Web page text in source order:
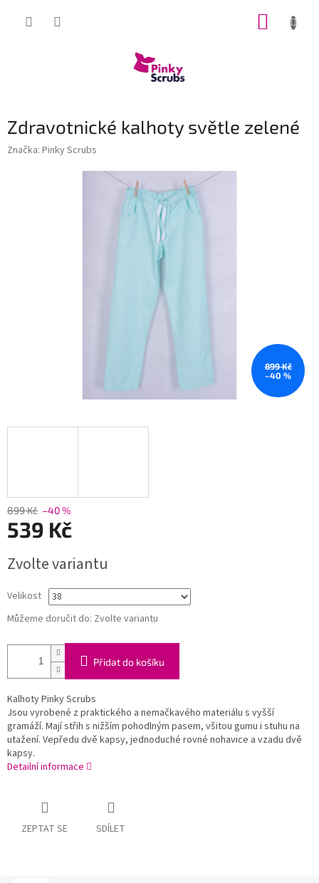
Zdravotnické kalhoty světle zelené
Značka: Pinky Scrubs
899 Kč
–40 %
899 Kč –40 %
539 Kč
cena:
Zvolte variantu
Velikost
Můžeme doručit do: Zvolte variantu
Přidat do košíku
Kalhoty Pinky Scrubs
Jsou vyrobené z praktického a nemačkavého materiálu s vyšší
gramáží. Mají střih s nižším pohodlným pasem, všitou gumu i stuhu na
utažení. Vepředu dvě kapsy, jednoduché rovné nohavice a vzadu dvě
kapsy.
Detailní informace
ZEPTAT SE SDÍLET